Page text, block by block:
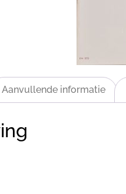
Aanvullende informatie